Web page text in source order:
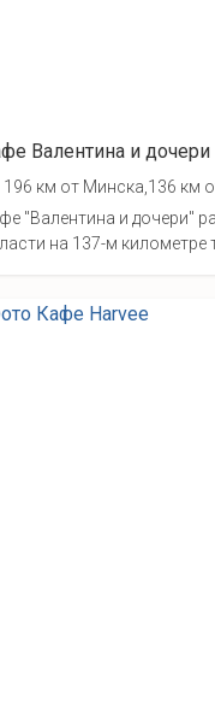
Валентина и дочери
196 км от Минска,136 км
"Валентина и дочери"
на 137-м километре